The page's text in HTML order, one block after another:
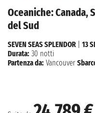
Oceaniche: Canada,
del Sud
SEVEN SEAS SPLENDOR| 13
Durata: 30 notti
Partenza da: Vancouver